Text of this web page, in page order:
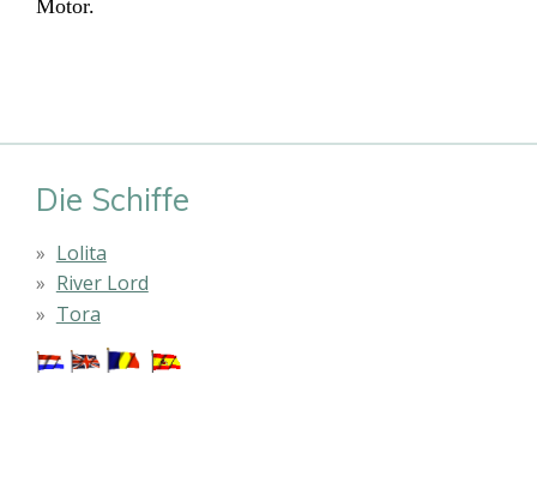
Motor.
Die Schiffe
Lolita
River Lord
Tora